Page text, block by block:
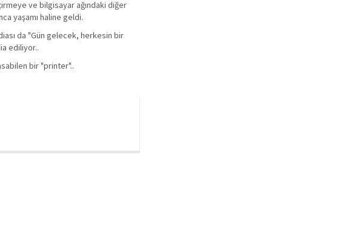
ve bilgisayar ağındaki diğer
yaşamı haline geldi.
da "Gün gelecek, herkesin bir
ediliyor..
bir "printer"..